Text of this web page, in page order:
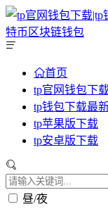
首页
tp官网钱包下
tp钱包下载最
tp苹果版下载
tp安卓版下载
昼/夜